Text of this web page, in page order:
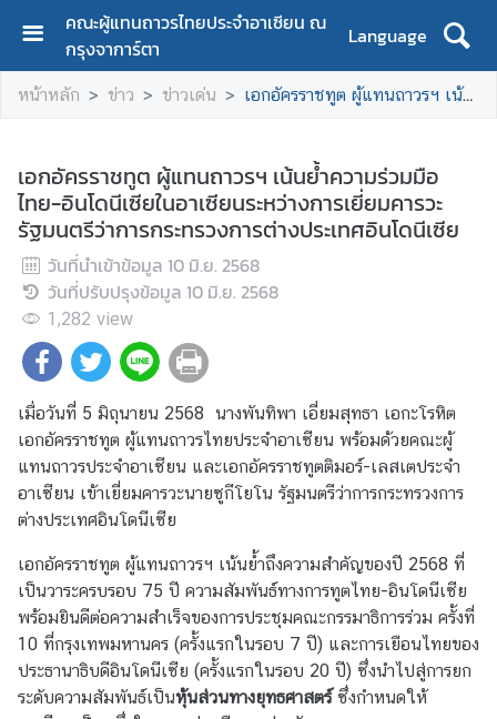
คณะผู้แทนถาวรไทยประจำอาเซียน ณ
กรุงจาการ์ตา
Language
H
o
A
b
o
u
t
u
s
C
o
n
t
c
t
A
S
หน้าหลัก ข่าว ข่าวเด่น เอกอัครราชทูต ผู้แทนถาวรฯ เน้นย้ำความร่วมมือไทย-อินโดนีเซียในอาเซียนระหว่างการเยี่ยมคารวะรัฐมนตรีว่าการกระทรวงการต่างประเทศอินโดนีเซีย
เอกอัครราชทูต ผู้แทนถาวรฯ เน้นย้ำความร่วมมือ
ไทย-อินโดนีเซียในอาเซียนระหว่างการเยี่ยมคารวะ
รัฐมนตรีว่าการกระทรวงการต่างประเทศอินโดนีเซีย
วันที่นำเข้าข้อมูล 10 มิ.ย. 2568
วันที่ปรับปรุงข้อมูล 10 มิ.ย. 2568
1,282 view
เมื่อวันที่ 5 มิถุนายน 2568 นางพันทิพา เอี่ยมสุทธา เอกะโรหิต
เอกอัครราชทูต ผู้แทนถาวรไทยประจำอาเซียน พร้อมด้วยคณะผู้
แทนถาวรประจำอาเซียน และเอกอัครราชทูตติมอร์-เลสเตประจำ
อาเซียน เข้าเยี่ยมคารวะนายซูกีโยโน รัฐมนตรีว่าการกระทรวงการ
ต่างประเทศอินโดนีเซีย
เอกอัครราชทูต ผู้แทนถาวรฯ เน้นย้ำถึงความสำคัญของปี 2568 ที่
เป็นวาระครบรอบ 75 ปี ความสัมพันธ์ทางการทูตไทย-อินโดนีเซีย
พร้อมยินดีต่อความสำเร็จของการประชุมคณะกรรมาธิการร่วม ครั้งที่
10 ที่กรุงเทพมหานคร (ครั้งแรกในรอบ 7 ปี) และการเยือนไทยของ
ประธานาธิบดีอินโดนีเซีย (ครั้งแรกในรอบ 20 ปี) ซึ่งนำไปสู่การยก
ระดับความสัมพันธ์เป็นหุ้นส่วนทางยุทธศาสตร์ซึ่งกำหนดให้